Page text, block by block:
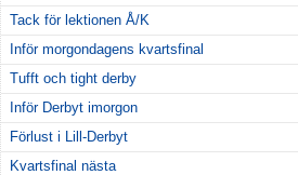
Tack för lektionen Å/K
Inför morgondagens kvartsfinal
Tufft och tight derby
Inför Derbyt imorgon
Förlust i Lill-Derbyt
Kvartsfinal nästa